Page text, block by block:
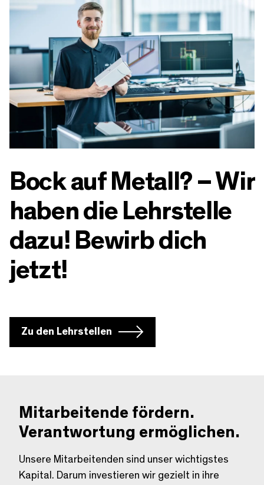
Bock auf Metall? – Wir
haben die Lehrstelle
dazu! Bewirb dich
jetzt!
Zu den Lehrstellen
Mitarbeitende fördern.
Verantwortung ermöglichen.
Unsere Mitarbeitenden sind unser wichtigstes
Kapital. Darum investieren wir gezielt in ihre